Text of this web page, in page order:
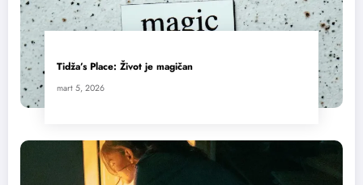
Tidža’s Place: Život je magičan
mart 5, 2026